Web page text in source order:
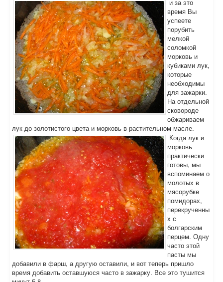
и за это
время Вы
успеете
порубить
мелкой
соломкой
морковь и
кубиками лук,
которые
необходимы
для зажарки.
На отдельной
сковороде
обжариваем
лук до золотистого цвета и морковь в растительном масле.
Когда лук и
морковь
практически
готовы, мы
вспоминаем о
молотых в
мясорубке
помидорах,
перекрученны
х с
болгарским
перцем. Одну
часто этой
пасты мы
добавили в фарш, а другую оставили, и вот теперь пришло
время добавить оставшуюся часто в зажарку. Все это тушится